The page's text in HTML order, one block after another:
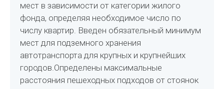
мест в зависимости от категории жилого
фонда, определяя необходимое число по
числу квартир. Введен обязательный минимум
мест для подземного хранения
автотранспорта для крупных и крупнейших
городов.Определены максимальные
расстояния пешеходных подходов от стоянок